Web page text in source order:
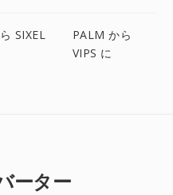
SIXEL
PALM から
VIPS に
ーター